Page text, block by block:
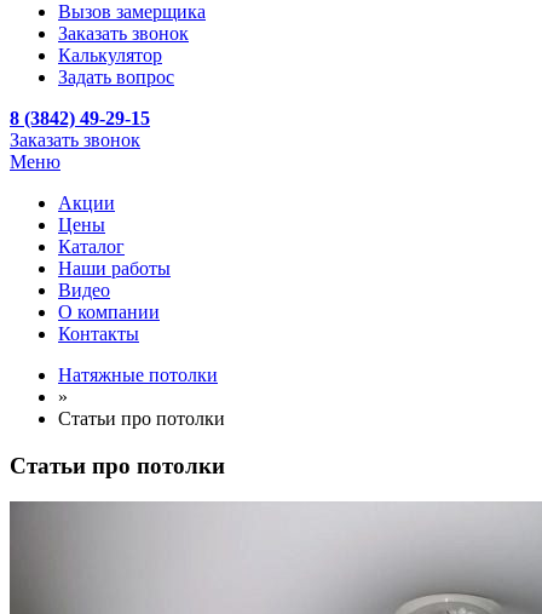
Вызов замерщика
Заказать звонок
Калькулятор
Задать вопрос
8 (3842) 49-29-15
Заказать звонок
Меню
Акции
Цены
Каталог
Наши работы
Видео
О компании
Контакты
Натяжные потолки
»
Статьи про потолки
Статьи про потолки